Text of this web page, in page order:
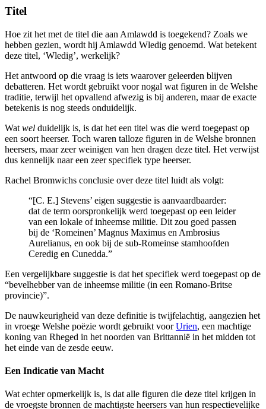
Titel
Hoe zit het met de titel die aan Amlawdd is toegekend? Zoals we
hebben gezien, wordt hij Amlawdd Wledig genoemd. Wat betekent
deze titel, ‘Wledig’, werkelijk?
Het antwoord op die vraag is iets waarover geleerden blijven
debatteren. Het wordt gebruikt voor nogal wat figuren in de Welshe
traditie, terwijl het opvallend afwezig is bij anderen, maar de exacte
betekenis is nog steeds onduidelijk.
Wat wel duidelijk is, is dat het een titel was die werd toegepast op
een soort heerser. Toch waren talloze figuren in de Welshe bronnen
heersers, maar zeer weinigen van hen dragen deze titel. Het verwijst
dus kennelijk naar een zeer specifiek type heerser.
Rachel Bromwichs conclusie over deze titel luidt als volgt:
“[C. E.] Stevens’ eigen suggestie is aanvaardbaarder:
dat de term oorspronkelijk werd toegepast op een leider
van een lokale of inheemse militie. Dit zou goed passen
bij de ‘Romeinen’ Magnus Maximus en Ambrosius
Aurelianus, en ook bij de sub-Romeinse stamhoofden
Ceredig en Cunedda.”
Een vergelijkbare suggestie is dat het specifiek werd toegepast op de
“bevelhebber van de inheemse militie (in een Romano-Britse
provincie)”.
De nauwkeurigheid van deze definitie is twijfelachtig, aangezien het
in vroege Welshe poëzie wordt gebruikt voorUrien, een machtige
koning van Rheged in het noorden van Brittannië in het midden tot
het einde van de zesde eeuw.
Een Indicatie van Macht
Wat echter opmerkelijk is, is dat alle figuren die deze titel krijgen in
de vroegste bronnen de machtigste heersers van hun respectievelijke